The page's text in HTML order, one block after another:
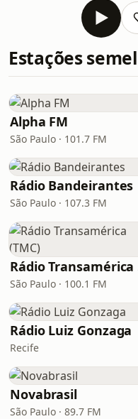
Estações
Alpha FM
São Paulo · 101.7 FM
Rádio Bandeirantes
São Paulo · 107.3 FM
São Paulo · 100.1 FM
Rádio Luiz Gonzaga
Recife
Novabrasil
São Paulo · 89.7 FM